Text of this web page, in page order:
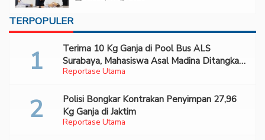
TERPOPULER
Reportase Utama
Terima 10 Kg Ganja di Pool Bus ALS
Surabaya, Mahasiswa Asal Madina Ditangkap
Bareskrim
Reportase Utama
Polisi Bongkar Kontrakan Penyimpan 27,96
Kg Ganja di Jaktim